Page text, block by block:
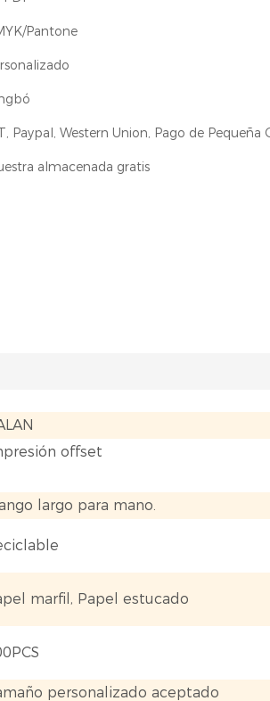
Pantone
Paypal, Western Union, Pago de Pequeña
almacenada gratis
offset
largo para mano.
marfil, Papel estucado
personalizado aceptado